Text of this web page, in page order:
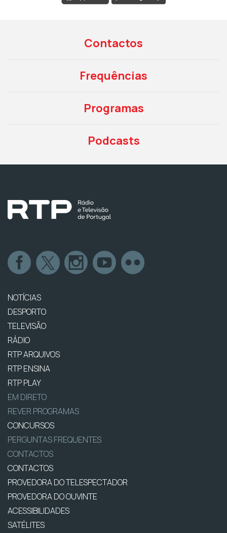
Contactos
Frequências
Programas
Podcasts
NOTÍCIAS
DESPORTO
TELEVISÃO
RÁDIO
RTP ARQUIVOS
RTP ENSINA
RTP PLAY
EM DIRETO
REVER PROGRAMAS
CONCURSOS
PERGUNTAS FREQUENTES
CONTACTOS
CONTACTOS
PROVEDORA DO TELESPECTADOR
PROVEDORA DO OUVINTE
ACESSIBILIDADES
SATÉLITES